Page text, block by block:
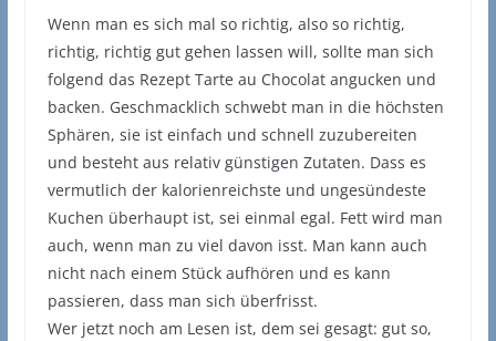
Wenn man es sich mal so richtig, also so richtig,
richtig, richtig gut gehen lassen will, sollte man sich
folgend das Rezept Tarte au Chocolat angucken und
backen. Geschmacklich schwebt man in die höchsten
Sphären, sie ist einfach und schnell zuzubereiten
und besteht aus relativ günstigen Zutaten. Dass es
vermutlich der kalorienreichste und ungesündeste
Kuchen überhaupt ist, sei einmal egal. Fett wird man
auch, wenn man zu viel davon isst. Man kann auch
nicht nach einem Stück aufhören und es kann
passieren, dass man sich überfrisst.
Wer jetzt noch am Lesen ist, dem sei gesagt: gut so,